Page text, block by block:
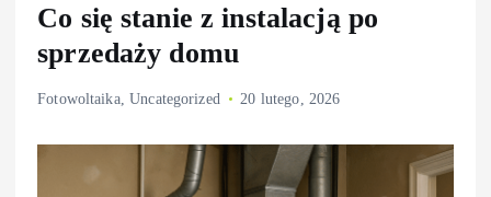
Co się stanie z instalacją po
sprzedaży domu
Fotowoltaika,Uncategorized 20 lutego, 2026